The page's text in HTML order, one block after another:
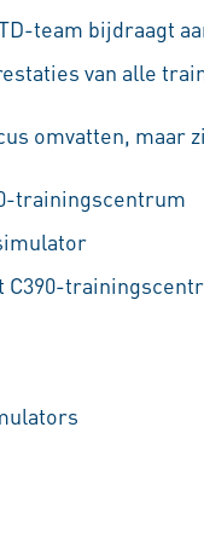
team bijdraagt
van alle
omvatten, maar
trainingscentrum
C390-